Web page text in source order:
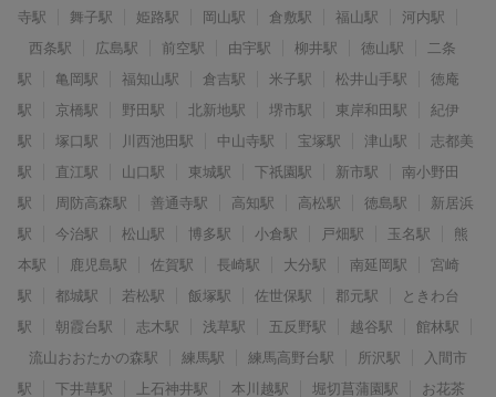
寺駅
舞子駅 姫路駅 岡山駅 倉敷駅 福山駅
河内駅
西条駅
広島駅 前空駅 由宇駅 柳井駅 徳山駅
二条
駅
亀岡駅 福知山駅 倉吉駅 米子駅 松井山手駅
徳庵
駅
京橋駅 野田駅 北新地駅 堺市駅 東岸和田駅
紀伊
駅
塚口駅 川西池田駅 中山寺駅 宝塚駅 津山駅
志都美
駅
直江駅 山口駅 東城駅 下祇園駅 新市駅
南小野田
駅
周防高森駅 善通寺駅 高知駅 高松駅 徳島駅
新居浜
駅
今治駅 松山駅 博多駅 小倉駅 戸畑駅 玉名駅
熊
本駅
鹿児島駅 佐賀駅 長崎駅 大分駅 南延岡駅
宮崎
駅
都城駅 若松駅 飯塚駅 佐世保駅 郡元駅
ときわ台
駅
朝霞台駅 志木駅 浅草駅 五反野駅 越谷駅
館林駅
流山おおたかの森駅
練馬駅 練馬高野台駅 所沢駅
入間市
駅
下井草駅 上石神井駅 本川越駅 堀切菖蒲園駅 お花茶